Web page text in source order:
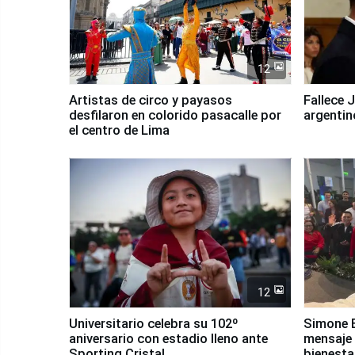
12
Artistas de circo y payasos
desfilaron en colorido pasacalle por
el centro de Lima
Fallece
12
Universitario celebra su 102º
aniversario con estadio lleno ante
Simone